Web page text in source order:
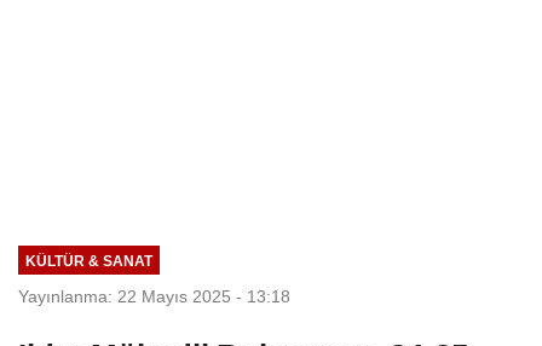
KÜLTÜR & SANAT
Yayınlanma: 22 Mayıs 2025 - 13:18